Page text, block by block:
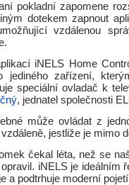
pokladní zapomene
dotekem zapnout
vzdálenou
iNELS Home
jediného zařízení,
speciální ovladač k
, jednatel společnosti
může ovládat z
jestliže je mimo
čekal léta, než se
opravil. iNELS je ideálním
a podtrhuje moderní